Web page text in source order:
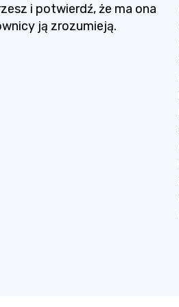
i potwierdź, że ma ona
ją zrozumieją.